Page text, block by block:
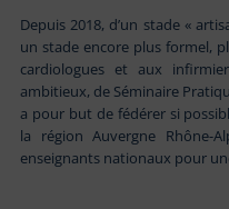
Depuis 2018, d’un stade «
un stade encore plus formel,
cardiologues et aux
ambitieux, de Séminaire
a pour but de fédérer si
la région Auvergne Rhône-
enseignants nationaux pour